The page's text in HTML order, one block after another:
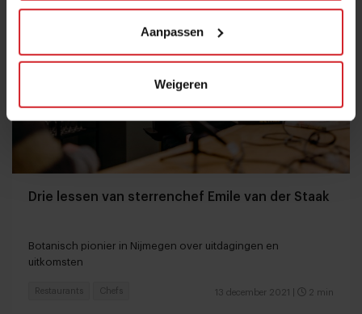
Aanpassen
Weigeren
Drie lessen van sterrenchef Emile van der Staak
Botanisch pionier in Nijmegen over uitdagingen en
uitkomsten
13 december 2021 2 min
Restaurants Chefs